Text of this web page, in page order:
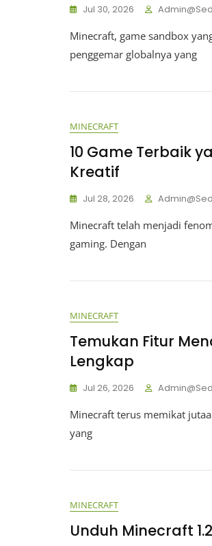
Jul 30, 2026
Minecraft, game sandbox
penggemar globalnya yang
MINECRAFT
10 Game Terbaik
Kreatif
Jul 28, 2026
Minecraft telah menjadi
gaming. Dengan
MINECRAFT
Temukan Fitur
Lengkap
Jul 26, 2026
Minecraft terus memikat
yang
MINECRAFT
Unduh Minecraft